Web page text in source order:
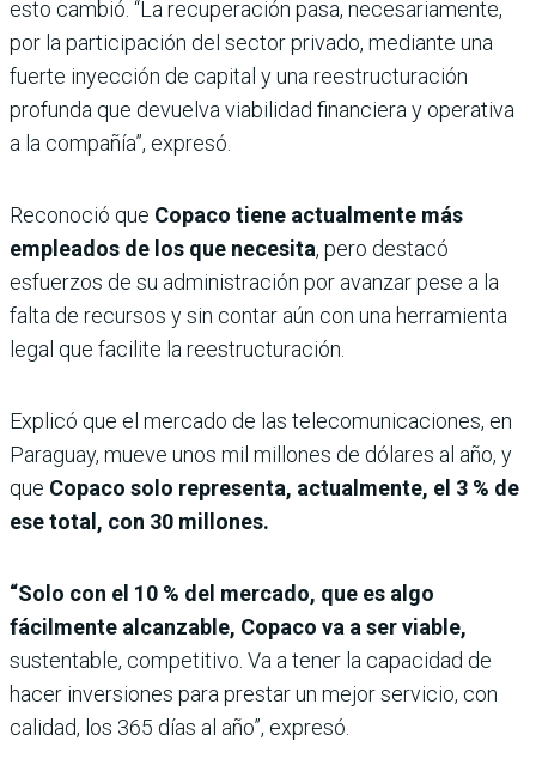
esto cambió. “La recuperación pasa, necesariamente,
por la participación del sector privado, mediante una
fuerte inyección de capital y una reestructuración
profunda que devuelva viabilidad financiera y operativa
a la compañía”, expresó.
Reconoció que Copaco tiene actualmente más
empleados de los que necesita, pero destacó
esfuerzos de su administración por avanzar pese a la
falta de recursos y sin contar aún con una herramienta
legal que facilite la reestructuración.
Explicó que el mercado de las telecomunicaciones, en
Paraguay, mueve unos mil millones de dólares al año, y
que Copaco solo representa, actualmente, el 3 % de
ese total, con 30 millones.
“Solo con el 10 % del mercado, que es algo
fácilmente alcanzable, Copaco va a ser viable,
sustentable, competitivo. Va a tener la capacidad de
hacer inversiones para prestar un mejor servicio, con
calidad, los 365 días al año”, expresó.